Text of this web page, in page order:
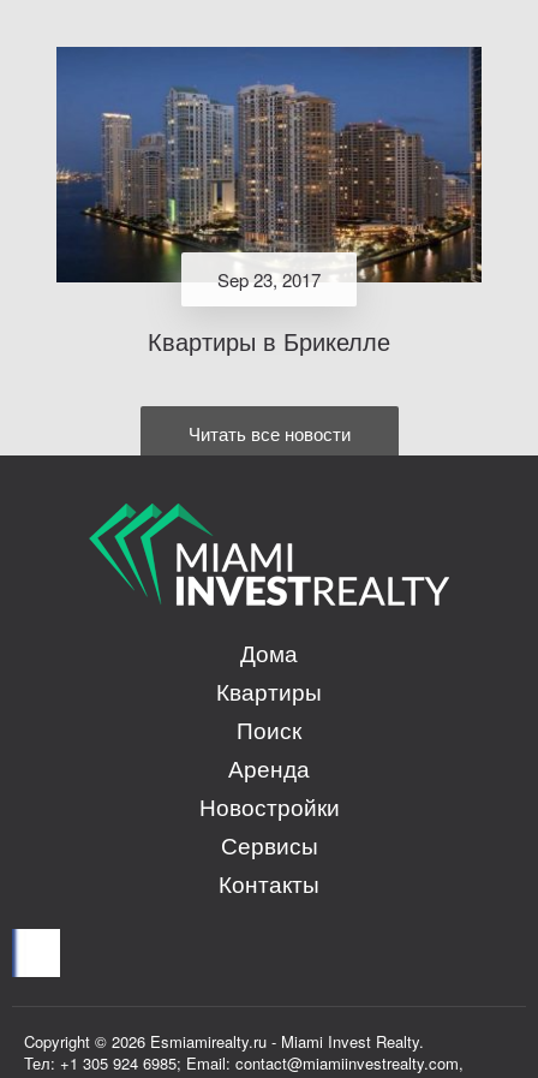
Sep 23, 2017
Квартиры в Брикелле
Читать все новости
Дома
Квартиры
Поиск
Аренда
Новостройки
Сервисы
Контакты
Copyright © 2026 Esmiamirealty.ru - Miami Invest Realty.
Тел: +1 305 924 6985; Email: contact@miamiinvestrealty.com,